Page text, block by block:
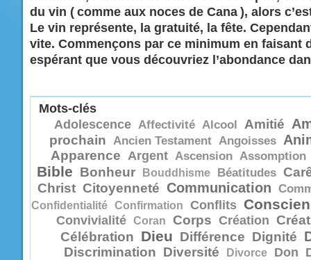
du vin ( comme aux noces de Cana ), alors
Le vin représente, la gratuité, la fête.
vite. Commençons par ce minimum en faisant
espérant que vous découvriez l’abondance
Mots-clés
Adolescence Affectivité Alcool Amitié
prochain Ancien Testament Angoisses
Apparence Argent Ascension Assomption
Bible Bonheur Bouddhisme Béatitudes
Christ Citoyenneté Communication
Confidentialité Confirmation Conflits
Convivialité Coran Corps Création
Célébration Dieu Différence Dignité
Discrimination Diversité Divorce Don